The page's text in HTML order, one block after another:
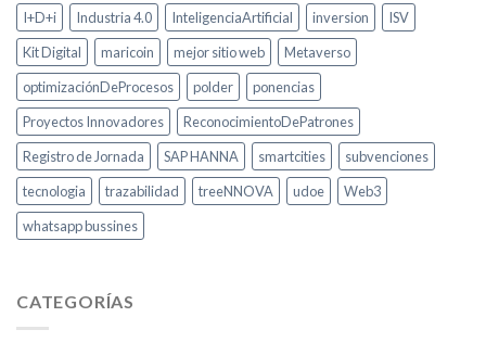
I+D+i
Industria 4.0 InteligenciaArtificial inversion
ISV
Kit Digital
maricoin mejor sitio web
Metaverso
optimizaciónDeProcesos
polder
ponencias
Proyectos Innovadores
ReconocimientoDePatrones
Registro de Jornada
SAP HANNA smartcities
subvenciones
tecnologia
trazabilidad treeNNOVA udoe
Web3
whatsapp bussines
CATEGORÍAS